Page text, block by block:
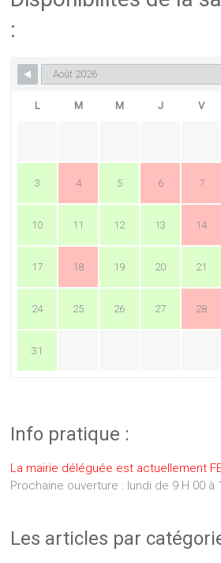
:
L M M J V
3 4 5 6 7
10 11 12 13 14
17 18 19 20 21
24 25 26 27 28
31
Info pratique :
La mairie déléguée est actuellement
Prochaine ouverture : lundi de 9 H 00 à
Les articles par